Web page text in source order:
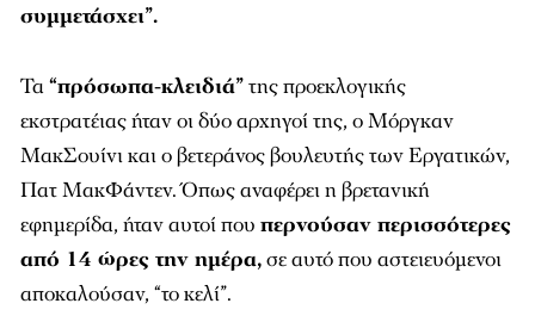
συμμετάσχει”.
Τα“πρόσωπα-κλειδιά”της προεκλογικής
εκστρατέιας ήταν οι δύο αρχηγοί της, ο Μόργκαν
ΜακΣουίνι και ο βετεράνος βουλευτής των Εργατικών,
Πατ ΜακΦάντεν. Όπως αναφέρει η βρετανική
εφημερίδα, ήταν αυτοί που περνούσαν περισσότερες
από 14 ώρες την ημέρα,σε αυτό που αστειευόμενοι
αποκαλούσαν, “το κελί”.